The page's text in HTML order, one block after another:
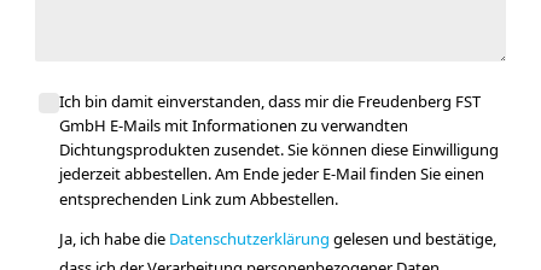
Ich bin damit einverstanden, dass mir die Freudenberg FST
GmbH E-Mails mit Informationen zu verwandten
Dichtungsprodukten zusendet. Sie können diese Einwilligung
jederzeit abbestellen. Am Ende jeder E-Mail finden Sie einen
entsprechenden Link zum Abbestellen.
Ja, ich habe die Datenschutzerklärung gelesen und bestätige,